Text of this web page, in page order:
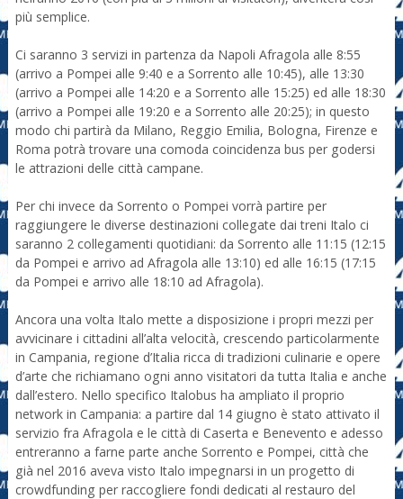
più semplice.
Ci saranno 3 servizi in partenza da Napoli Afragola alle 8:55
(arrivo a Pompei alle 9:40 e a Sorrento alle 10:45), alle 13:30
(arrivo a Pompei alle 14:20 e a Sorrento alle 15:25) ed alle 18:30
(arrivo a Pompei alle 19:20 e a Sorrento alle 20:25); in questo
modo chi partirà da Milano, Reggio Emilia, Bologna, Firenze e
Roma potrà trovare una comoda coincidenza bus per godersi
le attrazioni delle città campane.
Per chi invece da Sorrento o Pompei vorrà partire per
raggiungere le diverse destinazioni collegate dai treni Italo ci
saranno 2 collegamenti quotidiani: da Sorrento alle 11:15 (12:15
da Pompei e arrivo ad Afragola alle 13:10) ed alle 16:15 (17:15
da Pompei e arrivo alle 18:10 ad Afragola).
Ancora una volta Italo mette a disposizione i propri mezzi per
avvicinare i cittadini all’alta velocità, crescendo particolarmente
in Campania, regione d’Italia ricca di tradizioni culinarie e opere
d’arte che richiamano ogni anno visitatori da tutta Italia e anche
dall’estero. Nello specifico Italobus ha ampliato il proprio
network in Campania: a partire dal 14 giugno è stato attivato il
servizio fra Afragola e le città di Caserta e Benevento e adesso
entreranno a farne parte anche Sorrento e Pompei, città che
già nel 2016 aveva visto Italo impegnarsi in un progetto di
crowdfunding per raccogliere fondi dedicati al restauro del